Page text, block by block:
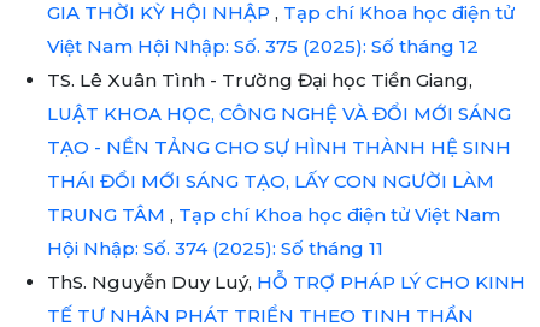
GIA THỜI KỲ HỘI NHẬP , Tạp chí Khoa học điện tử
Việt Nam Hội Nhập: Số. 375 (2025): Số tháng 12
TS. Lê Xuân Tình - Trường Đại học Tiền Giang,
LUẬT KHOA HỌC, CÔNG NGHỆ VÀ ĐỔI MỚI SÁNG
TẠO - NỀN TẢNG CHO SỰ HÌNH THÀNH HỆ SINH
THÁI ĐỔI MỚI SÁNG TẠO, LẤY CON NGƯỜI LÀM
TRUNG TÂM , Tạp chí Khoa học điện tử Việt Nam
Hội Nhập: Số. 374 (2025): Số tháng 11
ThS. Nguyễn Duy Luý, HỖ TRỢ PHÁP LÝ CHO KINH
TẾ TƯ NHÂN PHÁT TRIỂN THEO TINH THẦN